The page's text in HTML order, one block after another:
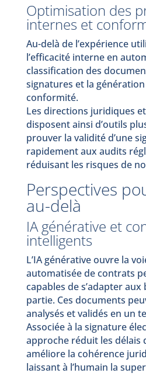
Optimisation des
internes et
Au-delà de l’expérience
l’efficacité interne en
classification des
signatures et la
conformité.
Les directions juridiques
disposent ainsi d’outils
prouver la validité d’une
rapidement aux audits
réduisant les risques de
Perspectives
au-delà
IA générative et
intelligents
L’IA générative ouvre la
automatisée de contrats
capables de s’adapter
partie. Ces documents
analysés et validés en un
Associée à la signature
approche réduit les délais
améliore la cohérence
laissant à l’humain la